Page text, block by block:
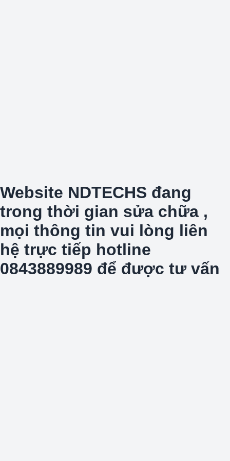
Website NDTECHS đang
trong thời gian sửa chữa ,
mọi thông tin vui lòng liên
hệ trực tiếp hotline
0843889989 để được tư vấn